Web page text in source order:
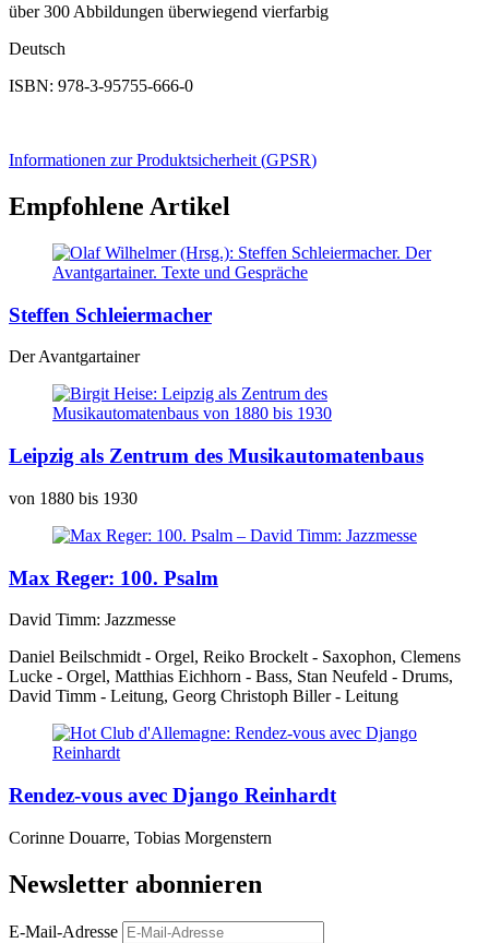
über 300 Abbildungen überwiegend vierfarbig
Deutsch
ISBN: 978-3-95755-666-0
Informationen zur Produktsicherheit (GPSR)
Empfohlene Artikel
Steffen Schleiermacher
Der Avantgartainer
Leipzig als Zentrum des Musikautomatenbaus
von 1880 bis 1930
Max Reger: 100. Psalm
David Timm: Jazzmesse
Daniel Beilschmidt - Orgel, Reiko Brockelt - Saxophon, Clemens
Lucke - Orgel, Matthias Eichhorn - Bass, Stan Neufeld - Drums,
David Timm - Leitung, Georg Christoph Biller - Leitung
Rendez-vous avec Django Reinhardt
Corinne Douarre, Tobias Morgenstern
Newsletter abonnieren
E-Mail-Adresse